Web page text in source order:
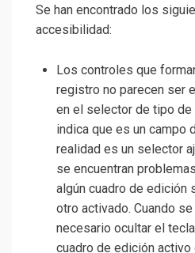
Se han encontrado los
accesibilidad:
Los controles que
registro no parecen ser
en el selector de tipo
indica que es un campo
realidad es un selector
se encuentran
algún cuadro de edición
otro activado. Cuando
necesario ocultar el
cuadro de edición